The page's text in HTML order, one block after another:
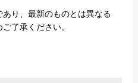
り、最新のものとは異なる
了承ください。